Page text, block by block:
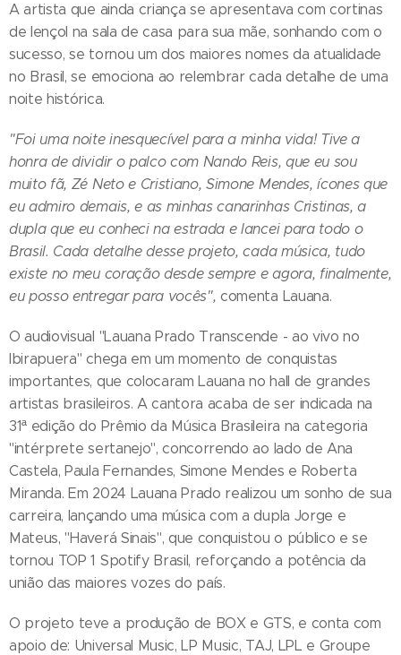
A artista que ainda criança se apresentava com cortinas
de lençol na sala de casa para sua mãe, sonhando com o
sucesso, se tornou um dos maiores nomes da atualidade
no Brasil, se emociona ao relembrar cada detalhe de uma
noite histórica.
"Foi uma noite inesquecível para a minha vida! Tive a
honra de dividir o palco com Nando Reis, que eu sou
muito fã, Zé Neto e Cristiano, Simone Mendes, ícones que
eu admiro demais, e as minhas canarinhas Cristinas, a
dupla que eu conheci na estrada e lancei para todo o
Brasil. Cada detalhe desse projeto, cada música, tudo
existe no meu coração desde sempre e agora, finalmente,
eu posso entregar para vocês", comenta Lauana.
O audiovisual "Lauana Prado Transcende - ao vivo no
Ibirapuera" chega em um momento de conquistas
importantes, que colocaram Lauana no hall de grandes
artistas brasileiros. A cantora acaba de ser indicada na
31ª edição do Prêmio da Música Brasileira na categoria
"intérprete sertanejo", concorrendo ao lado de Ana
Castela, Paula Fernandes, Simone Mendes e Roberta
Miranda. Em 2024 Lauana Prado realizou um sonho de sua
carreira, lançando uma música com a dupla Jorge e
Mateus, "Haverá Sinais", que conquistou o público e se
tornou TOP 1 Spotify Brasil, reforçando a potência da
união das maiores vozes do país.
O projeto teve a produção de BOX e GTS, e conta com
apoio de: Universal Music, LP Music, TAJ, LPL e Groupe